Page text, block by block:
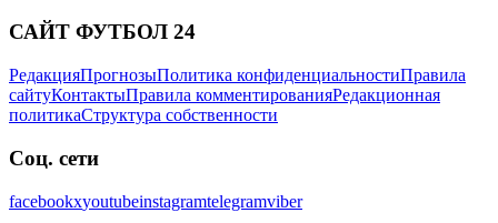
САЙТ ФУТБОЛ 24
РедакцияПрогнозыПолитика конфиденциальностиПравила
сайтуКонтактыПравила комментированияРедакционная
политикаСтруктура собственности
Соц. сети
facebookxyoutubeinstagramtelegramviber